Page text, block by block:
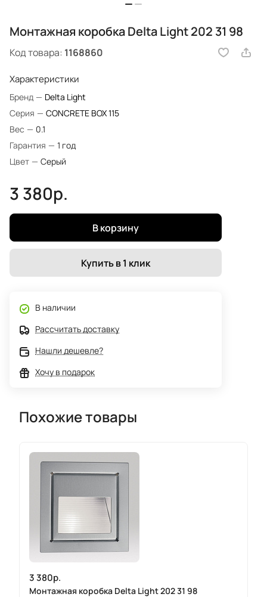
Монтажная коробка Delta Light 202 31 98
Код товара: 1168860
Характеристики
Бренд — Delta Light
Серия — CONCRETE BOX 115
Вес — 0.1
Гарантия — 1 год
Цвет — Серый
3 380р.
В корзину
Купить в 1 клик
В наличии
Рассчитать доставку
Нашли дешевле?
Хочу в подарок
Похожие товары
3 380р.
Монтажная коробка Delta Light 202 31 98